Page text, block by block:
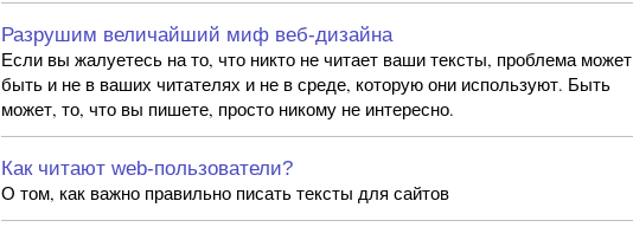
Разрушим величайший миф веб-дизайна
Если вы жалуетесь на то, что никто не читает ваши тексты, проблема может
быть и не в ваших читателях и не в среде, которую они используют. Быть
может, то, что вы пишете, просто никому не интересно.
Как читают web-пользователи?
О том, как важно правильно писать тексты для сайтов